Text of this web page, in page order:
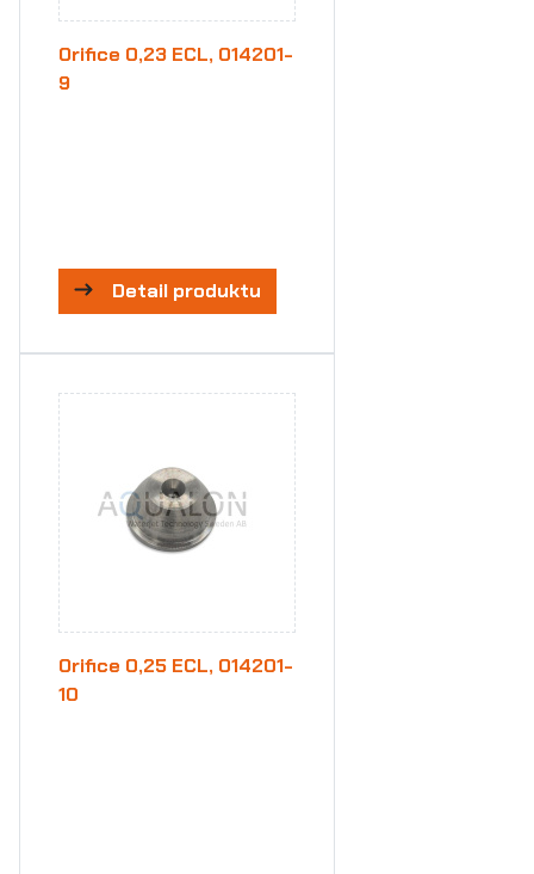
Orifice 0,23 ECL, 014201-
9
Detail produktu
Orifice 0,25 ECL, 014201-
10